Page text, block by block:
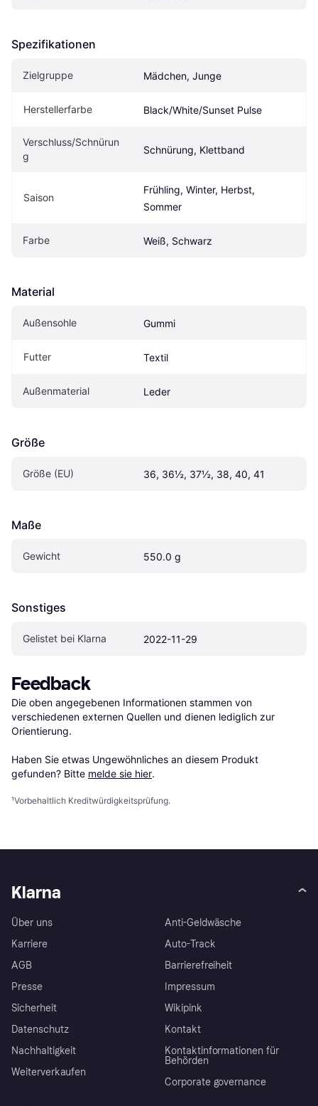
Spezifikationen
Zielgruppe Mädchen, Junge
Herstellerfarbe Black/White/Sunset Pulse
Verschluss/Schnürun
g
Schnürung, Klettband
Saison
Frühling, Winter, Herbst,
Sommer
Farbe Weiß, Schwarz
Material
Außensohle Gummi
Futter Textil
Außenmaterial Leder
Größe
Größe (EU) 36, 36½, 37½, 38, 40, 41
Maße
Gewicht 550.0 g
Sonstiges
Gelistet bei Klarna 2022-11-29
Feedback
Die oben angegebenen Informationen stammen von
verschiedenen externen Quellen und dienen lediglich zur
Orientierung.
Haben Sie etwas Ungewöhnliches an diesem Produkt
gefunden? Bitte melde sie hier.
¹Vorbehaltlich Kreditwürdigkeitsprüfung.
Klarna
Über uns
Karriere
AGB
Presse
Sicherheit
Datenschutz
Nachhaltigkeit
Weiterverkaufen
Anti-Geldwäsche
Auto-Track
Barrierefreiheit
Impressum
Wikipink
Kontakt
Kontaktinformationen für
Behörden
Corporate governance